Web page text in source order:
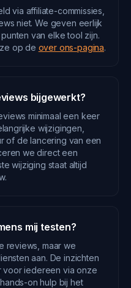
via affiliate-commissies,
niet. We geven eerlijk
van elke tool zijn.
op de over ons-pagina.
bijgewerkt?
minimaal een keer
wijzigingen,
of de lancering van een
we direct een
wijziging staat altijd
mij testen?
reviews, maar we
aan. De inzichten
voor iedereen via onze
on hulp bij het